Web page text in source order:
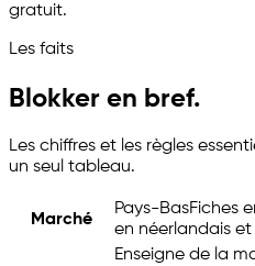
gratuit.
Les faits
Blokker en bref.
Les chiffres et les règles
un seul tableau.
Marché
Pays-BasFiches
en néerlandais
Enseigne de la